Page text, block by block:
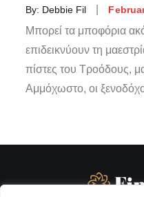
By: Debbie Fil
Μπορεί τα μποφόρια
επιδεικνύουν τη
πίστες του Τροόδους,
Αμμόχωστο, οι